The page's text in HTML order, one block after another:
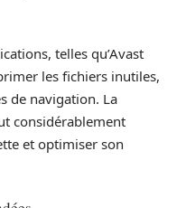
telles qu’Avast
les fichiers inutiles,
de navigation. La
considérablement
et optimiser son